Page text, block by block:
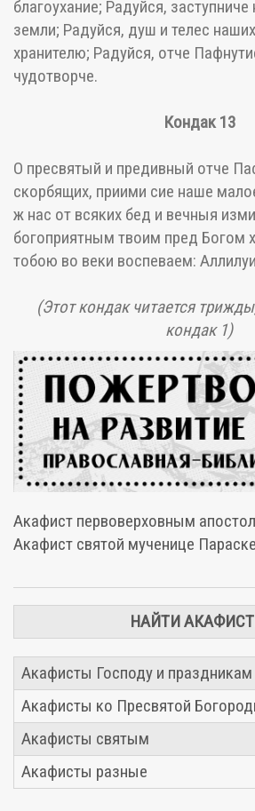
благоухание; Радуйся,
земли; Радуйся, душ и телес
хранителю; Радуйся, отче
чудотворче.
Кондак 13
О пресвятый и предивный отче
скорбящих, приими сие наше
ж нас от всяких бед и вечныя
богоприятным твоим пред Богом
тобою во веки воспеваем:
(Этот кондак читается
кондак 1)
Акафист первоверховным
Акафист святой мученице
НАЙТИ
Акафисты Господу и праздникам
Акафисты ко Пресвятой
Акафисты святым
Акафисты разные